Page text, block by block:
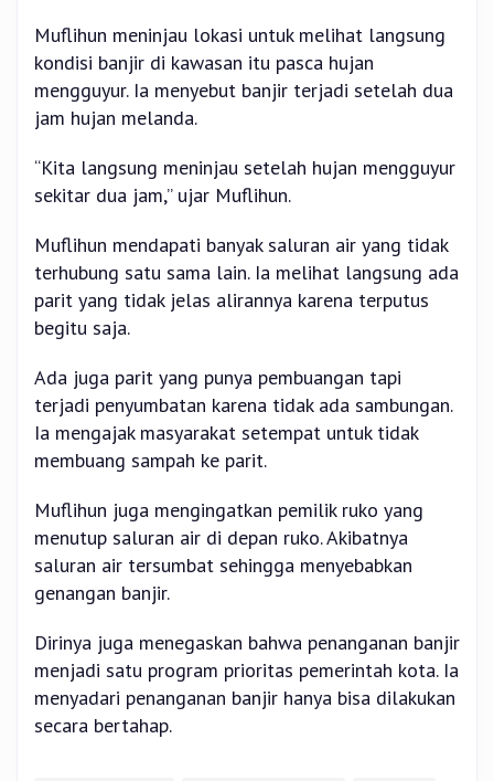
Muflihun meninjau lokasi untuk melihat langsung
kondisi banjir di kawasan itu pasca hujan
mengguyur. Ia menyebut banjir terjadi setelah dua
jam hujan melanda.
“Kita langsung meninjau setelah hujan mengguyur
sekitar dua jam,” ujar Muflihun.
Muflihun mendapati banyak saluran air yang tidak
terhubung satu sama lain. Ia melihat langsung ada
parit yang tidak jelas alirannya karena terputus
begitu saja.
Ada juga parit yang punya pembuangan tapi
terjadi penyumbatan karena tidak ada sambungan.
Ia mengajak masyarakat setempat untuk tidak
membuang sampah ke parit.
Muflihun juga mengingatkan pemilik ruko yang
menutup saluran air di depan ruko. Akibatnya
saluran air tersumbat sehingga menyebabkan
genangan banjir.
Dirinya juga menegaskan bahwa penanganan banjir
menjadi satu program prioritas pemerintah kota. Ia
menyadari penanganan banjir hanya bisa dilakukan
secara bertahap.